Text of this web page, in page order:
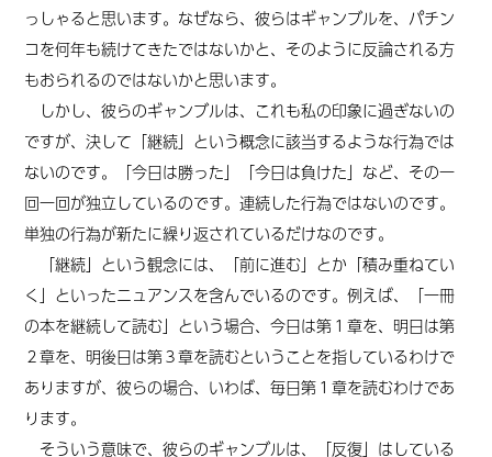
っしゃると思います。なぜなら、彼らはギャンブルを、パチン
コを何年も続けてきたではないかと、そのように反論される方
もおられるのではないかと思います。
しかし、彼らのギャンブルは、これも私の印象に過ぎないの
ですが、決して「継続」という概念に該当するような行為では
ないのです。「今日は勝った」「今日は負けた」など、その一
回一回が独立しているのです。連続した行為ではないのです。
単独の行為が新たに繰り返されているだけなのです。
「継続」という観念には、「前に進む」とか「積み重ねてい
く」といったニュアンスを含んでいるのです。例えば、「一冊
の本を継続して読む」という場合、今日は第１章を、明日は第
２章を、明後日は第３章を読むということを指しているわけで
ありますが、彼らの場合、いわば、毎日第１章を読むわけであ
ります。
そういう意味で、彼らのギャンブルは、「反復」はしている